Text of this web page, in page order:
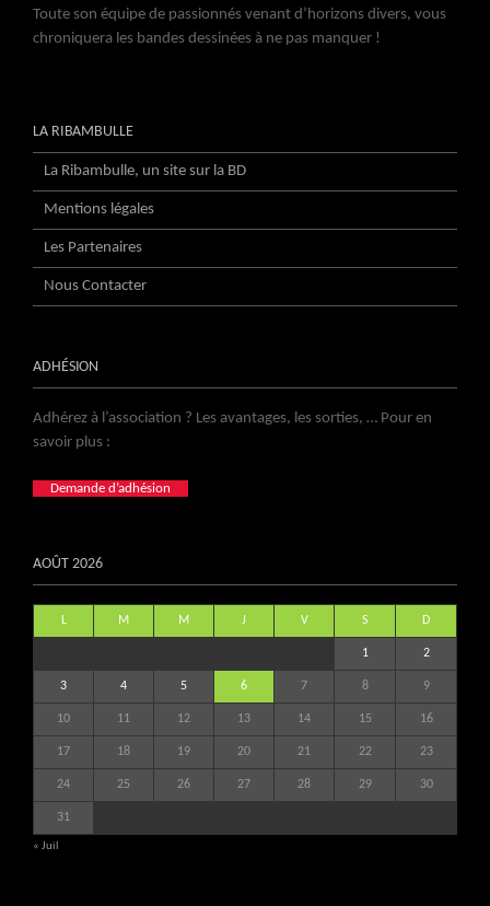
Toute son équipe de passionnés venant d’horizons divers, vous
chroniquera les bandes dessinées à ne pas manquer !
LA RIBAMBULLE
La Ribambulle, un site sur la BD
Mentions légales
Les Partenaires
Nous Contacter
ADHÉSION
Adhérez à l’association ? Les avantages, les sorties, … Pour en
savoir plus :
Demande d’adhésion
AOÛT 2026
L M M J V S D
1 2
3 4 5 6 7 8 9
10 11 12 13 14 15 16
17 18 19 20 21 22 23
24 25 26 27 28 29 30
31
« Juil